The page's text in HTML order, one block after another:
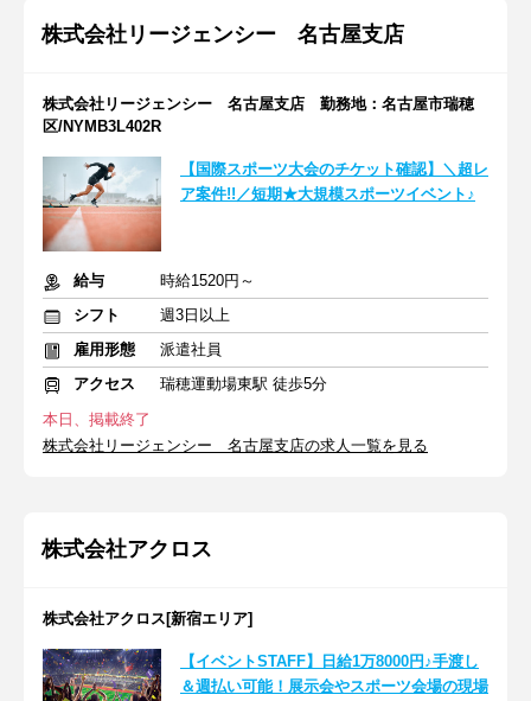
株式会社リージェンシー 名古屋支店
株式会社リージェンシー 名古屋支店 勤務地：名古屋市瑞穂
区/NYMB3L402R
【国際スポーツ大会のチケット確認】＼超レ
ア案件!!／短期★大規模スポーツイベント♪
給与
時給1520円～
シフト
週3日以上
雇用形態
派遣社員
アクセス
瑞穂運動場東駅 徒歩5分
本日、掲載終了
株式会社リージェンシー 名古屋支店の求人一覧を見る
株式会社アクロス
株式会社アクロス[新宿エリア]
【イベントSTAFF】日給1万8000円♪手渡し
＆週払い可能！展示会やスポーツ会場の現場